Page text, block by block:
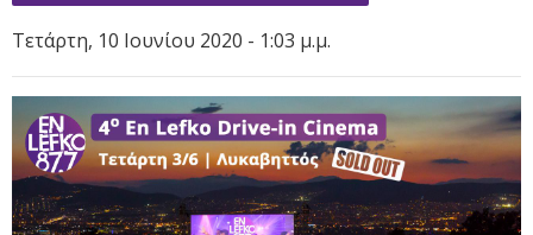
Τετάρτη, 10 Ιουνίου 2020 - 1:03 μ.μ.